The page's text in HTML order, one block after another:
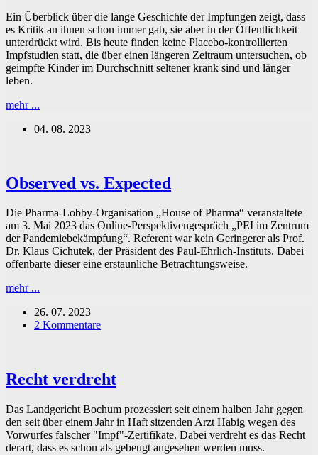
Ein Überblick über die lange Geschichte der Impfungen zeigt, dass
es Kritik an ihnen schon immer gab, sie aber in der Öffentlichkeit
unterdrückt wird. Bis heute finden keine Placebo-kontrollierten
Impfstudien statt, die über einen längeren Zeitraum untersuchen, ob
geimpfte Kinder im Durchschnitt seltener krank sind und länger
leben.
mehr ...
Impfgeschichte
04. 08. 2023
Observed vs. Expected
Die Pharma-Lobby-Organisation „House of Pharma“ veranstaltete
am 3. Mai 2023 das Online-Perspektivengespräch „PEI im Zentrum
der Pandemiebekämpfung“. Referent war kein Geringerer als Prof.
Dr. Klaus Cichutek, der Präsident des Paul-Ehrlich-Instituts. Dabei
offenbarte dieser eine erstaunliche Betrachtungsweise.
mehr ...
Expected
26. 07. 2023
2 Kommentare
Recht verdreht
Das Landgericht Bochum prozessiert seit einem halben Jahr gegen
den seit über einem Jahr in Haft sitzenden Arzt Habig wegen des
Vorwurfes falscher "Impf"-Zertifikate. Dabei verdreht es das Recht
derart, dass es schon als gebeugt angesehen werden muss.